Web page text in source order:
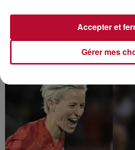
CDM 2019 - DUEL
PAYS-BAS ET LA SUÈDE
Gérer mes
Accepter et